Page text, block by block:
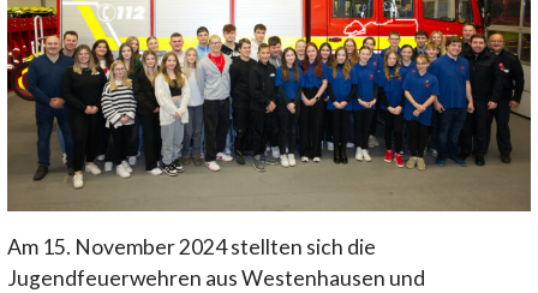
Am 15. November 2024 stellten sich die
Jugendfeuerwehren aus Westenhausen und